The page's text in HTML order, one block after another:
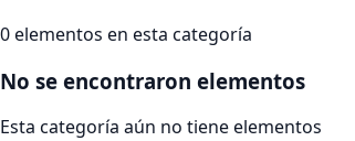
0elementos en esta categoría
No se encontraron elementos
Esta categoría aún no tiene elementos